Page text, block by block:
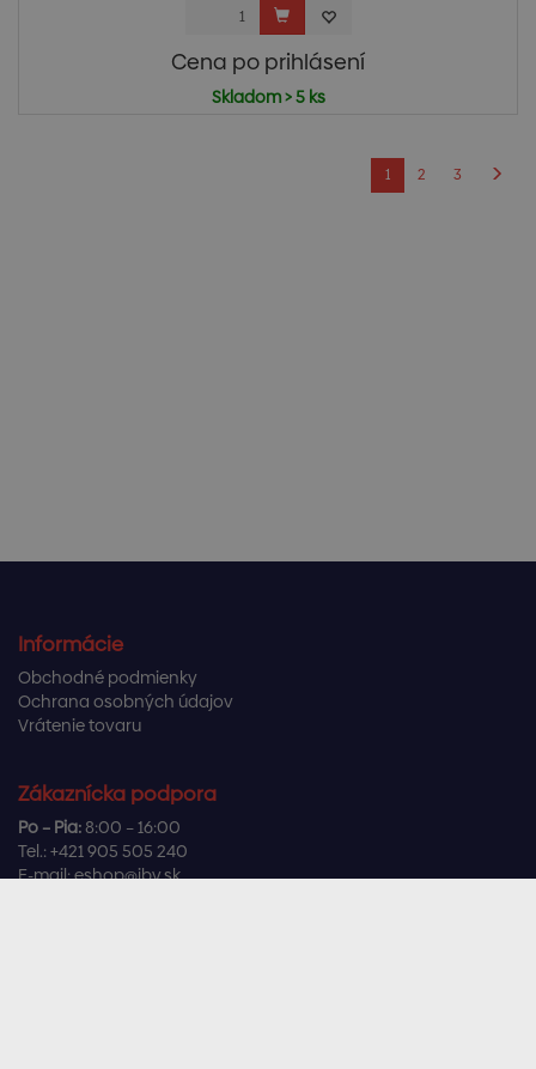
Cena po prihlásení
Skladom > 5 ks
1 2 3
Informácie
Obchodné podmienky
Ochrana osobných údajov
Vrátenie tovaru
Zákaznícka podpora
Po – Pia:8:00 – 16:00
Tel.: +421 905 505 240
E-mail:eshop@ibv.sk